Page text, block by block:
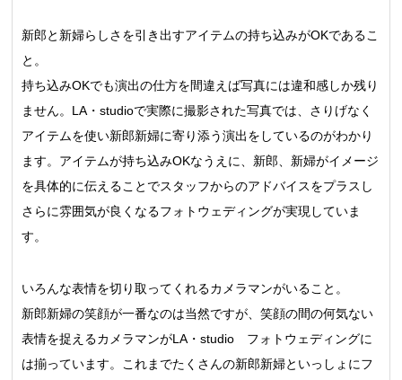
新郎と新婦らしさを引き出すアイテムの持ち込みがOKであるこ
と。
持ち込みOKでも演出の仕方を間違えば写真には違和感しか残り
ません。LA・studioで実際に撮影された写真では、さりげなく
アイテムを使い新郎新婦に寄り添う演出をしているのがわかり
ます。アイテムが持ち込みOKなうえに、新郎、新婦がイメージ
を具体的に伝えることでスタッフからのアドバイスをプラスし
さらに雰囲気が良くなるフォトウェディングが実現していま
す。
いろんな表情を切り取ってくれるカメラマンがいること。
新郎新婦の笑顔が一番なのは当然ですが、笑顔の間の何気ない
表情を捉えるカメラマンがLA・studio フォトウェディングに
は揃っています。これまでたくさんの新郎新婦といっしょにフ